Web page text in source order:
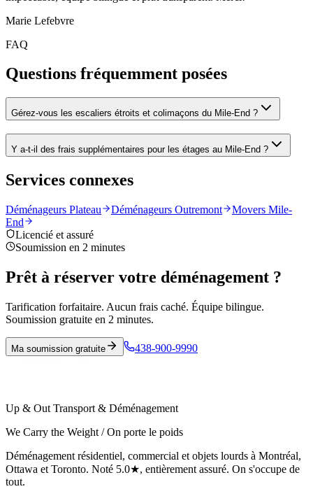
Marie Lefebvre
FAQ
Questions fréquemment posées
Gérez-vous les escaliers étroits et colimaçons du Mile-End ?
Y a-t-il des frais supplémentaires pour les étages au Mile-End ?
Services connexes
Déménageurs Plateau Déménageurs Outremont
Movers Mile-
End
Licencié et assuré
Soumission en 2 minutes
Prêt à réserver votre déménagement ?
Tarification forfaitaire. Aucun frais caché. Équipe bilingue.
Soumission gratuite en 2 minutes.
Ma soumission gratuite 438-900-9990
Up & Out Transport & Déménagement
We Carry the Weight / On porte le poids
Déménagement résidentiel, commercial et objets lourds à Montréal,
Ottawa et Toronto. Noté 5.0★, entièrement assuré. On s'occupe de
tout.